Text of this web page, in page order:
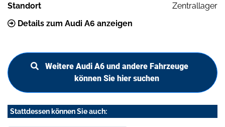
Standort
Zentrallager
Details zum Audi A6 anzeigen
Weitere Audi A6 und andere Fahrzeuge
können Sie hier suchen
Stattdessen können Sie auch: